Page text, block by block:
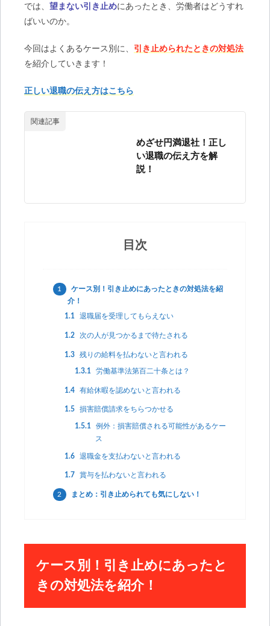
では、 望まない引き止めにあったとき、労働者はどうすれ
ばいいのか。
今回はよくあるケース別に、 引き止められたときの対処法
を紹介していきます！
正しい退職の伝え方はこちら
関連記事
めざせ円満退社！正し
い退職の伝え方を解
説！
目次
1
ケース別！引き止めにあったときの対処法を紹
介！
1.1 退職届を受理してもらえない
1.2 次の人が見つかるまで待たされる
1.3 残りの給料を払わないと言われる
1.3.1 労働基準法第百二十条とは？
1.4 有給休暇を認めないと言われる
1.5 損害賠償請求をちらつかせる
1.5.1
例外：損害賠償される可能性があるケー
ス
1.6 退職金を支払わないと言われる
1.7 賞与を払わないと言われる
2 まとめ：引き止められても気にしない！
ケース別！引き止めにあったと
きの対処法を紹介！